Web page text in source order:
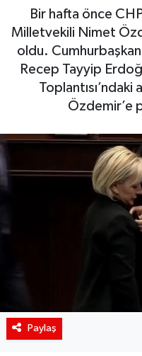
Bir hafta önce
Milletvekili Nimet
oldu.
Recep Tayyip
Toplantısı’ndaki
Özdemir’e
Paylaş
Resmi İlanlar
Sağlık
Siyaset
Spor
Teknoloji